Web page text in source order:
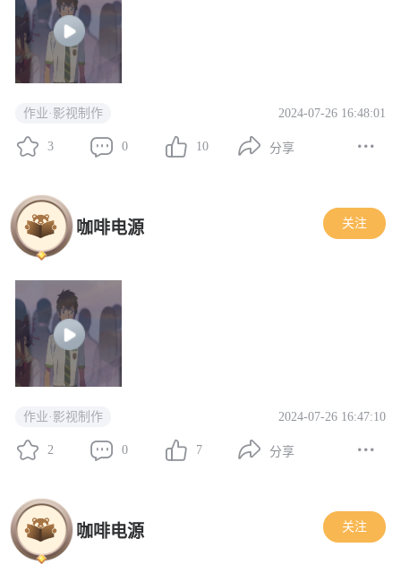
作业·影视制作 2024-07-26 16:48:01
3 0 10 分享
咖啡电源 关注
作业·影视制作 2024-07-26 16:47:10
2 0 7 分享
咖啡电源 关注